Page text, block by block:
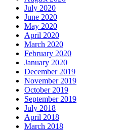
July 2020
June 2020
May 2020
April 2020
March 2020
February 2020
January 2020
December 2019
November 2019
October 2019
September 2019
July 2018
April 2018
March 2018